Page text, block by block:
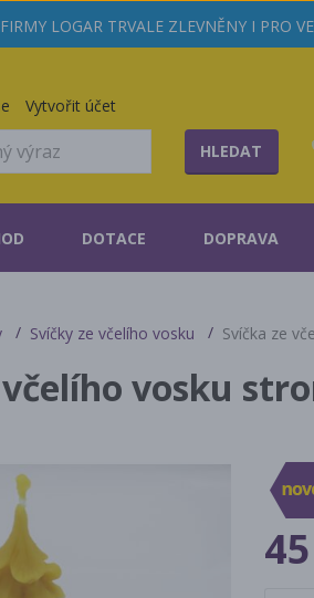
LOGAR TRVALE ZLEVNĚNY I PRO
Vytvořit účet
HLEDAT
DOTACE DOPRAVA
Svíčky ze včelího vosku Svíčka ze
vosku